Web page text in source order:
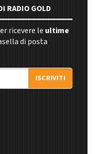
RADIO GOLD
ricevere le ultime
di posta
ISCRIVITI